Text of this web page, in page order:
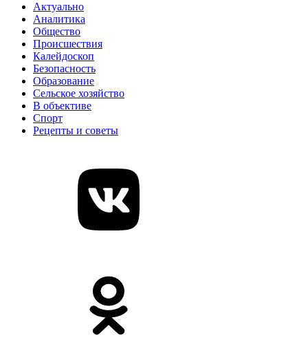
Актуально
Аналитика
Общество
Происшествия
Калейдоскоп
Безопасность
Образование
Сельское хозяйство
В объективе
Спорт
Рецепты и советы